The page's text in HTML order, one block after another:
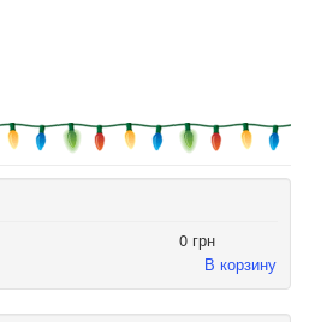
0 грн
В корзину